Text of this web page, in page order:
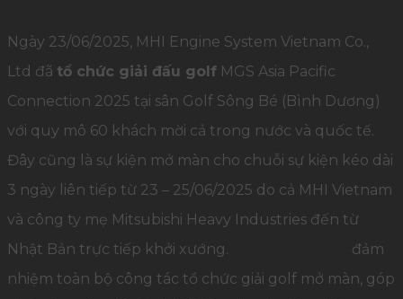
Ngày 23/06/2025, MHI Engine System Vietnam Co.,
Ltd đã tổ chức giải đấu golf MGS Asia Pacific
Connection 2025 tại sân Golf Sông Bé (Bình Dương)
với quy mô 60 khách mời cả trong nước và quốc tế.
Đây cũng là sự kiện mở màn cho chuỗi sự kiện kéo dài
3 ngày liên tiếp từ 23 – 25/06/2025 do cả MHI Vietnam
và công ty mẹ Mitsubishi Heavy Industries đến từ
Nhật Bản trực tiếp khởi xướng.
đảm
nhiệm toàn bộ công tác tổ chức giải golf mở màn, góp